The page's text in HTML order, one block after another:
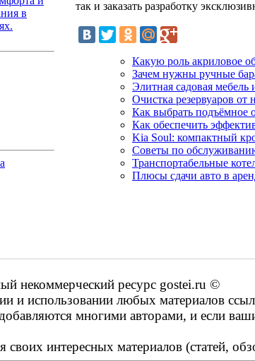
в
так и заказать разработку
Какую роль акриловое
Зачем нужны ручные
Элитная садовая
Очистка резервуаров
Как выбрать подъёмное
Как обеспечить
Kia Soul: компактный
Советы по
Транспортабельные
Плюсы сдачи авто в
некоммерческий ресурс gostei.ru ©
и использовании любых материалов
многими авторами, и если
своих интересных материалов (статей,